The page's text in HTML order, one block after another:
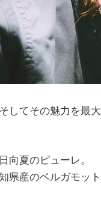
してその魅力を最
向夏のピューレ。
県産のベルガモッ